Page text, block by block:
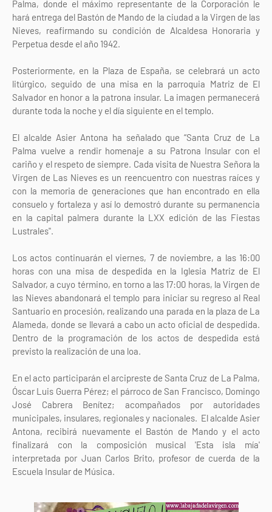
Palma, donde el máximo representante de la Corporación le
hará entrega del Bastón de Mando de la ciudad a la Virgen de las
Nieves, reafirmando su condición de Alcaldesa Honoraria y
Perpetua desde el año 1942.
Posteriormente, en la Plaza de España, se celebrará un acto
litúrgico, seguido de una misa en la parroquia Matriz de El
Salvador en honor a la patrona insular. La imagen permanecerá
durante toda la noche y el día siguiente en el templo.
El alcalde Asier Antona ha señalado que “Santa Cruz de La
Palma vuelve a rendir homenaje a su Patrona Insular con el
cariño y el respeto de siempre. Cada visita de Nuestra Señora la
Virgen de Las Nieves es un reencuentro con nuestras raíces y
con la memoria de generaciones que han encontrado en ella
consuelo y fortaleza y así lo demostró durante su permanencia
en la capital palmera durante la LXX edición de las Fiestas
Lustrales".
Los actos continuarán el viernes, 7 de noviembre, a las 16:00
horas con una misa de despedida en la Iglesia Matriz de El
Salvador, a cuyo término, en torno a las 17:00 horas, la Virgen de
las Nieves abandonará el templo para iniciar su regreso al Real
Santuario en procesión, realizando una parada en la plaza de La
Alameda, donde se llevará a cabo un acto oficial de despedida.
Dentro de la programación de los actos de despedida está
previsto la realización de una loa.
En el acto participarán el arcipreste de Santa Cruz de La Palma,
Óscar Luis Guerra Pérez; el párroco de San Francisco, Domingo
José Cabrera Benítez; acompañados por autoridades
municipales, insulares, regionales y nacionales. El alcalde Asier
Antona, recibirá nuevamente el Bastón de Mando y el acto
finalizará con la composición musical 'Esta isla mía'
interpretada por Juan Carlos Brito, profesor de cuerda de la
Escuela Insular de Música.